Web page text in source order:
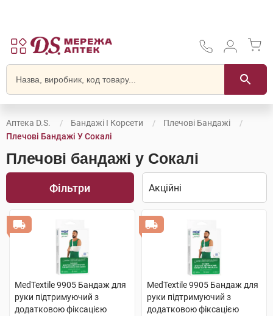
Аптека D.S. Бандажі І Корсети
Плечові Бандажі
Плечові Бандажі У Сокалі
Плечові бандажі у Сокалі
Фільтри
MedTextile 9905 Бандаж для
руки підтримуючий з
додатковою фіксацією
MedTextile 9905 Бандаж для
руки підтримуючий з
додатковою фіксацією